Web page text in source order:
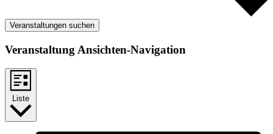
Veranstaltungen suchen
Veranstaltung Ansichten-Navigation
Liste